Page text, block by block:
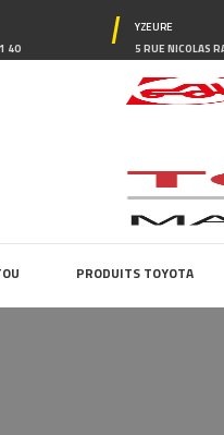
40
YZEURE
5 RUE NICOLAS
PRODUITS TOYOTA